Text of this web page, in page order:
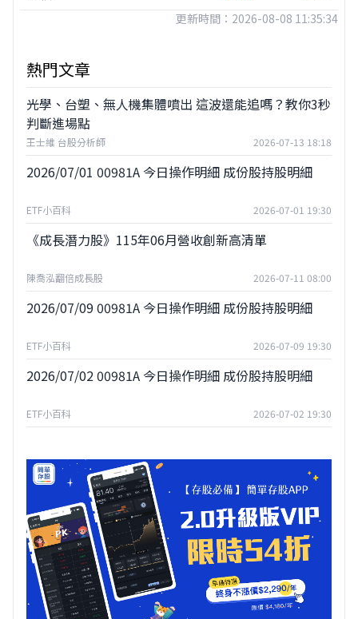
更新時間：2026-08-08 11:35:34
熱門文章
光學、台塑、無人機集體噴出 這波還能追嗎？教你3秒
判斷進場點
王士維 台股分析師 2026-07-13 18:18
2026/07/01 00981A 今日操作明細 成份股持股明細
ETF小百科 2026-07-01 19:30
《成長潛力股》115年06月營收創新高清單
陳喬泓翻倍成長股 2026-07-11 08:00
2026/07/09 00981A 今日操作明細 成份股持股明細
ETF小百科 2026-07-09 19:30
2026/07/02 00981A 今日操作明細 成份股持股明細
ETF小百科 2026-07-02 19:30